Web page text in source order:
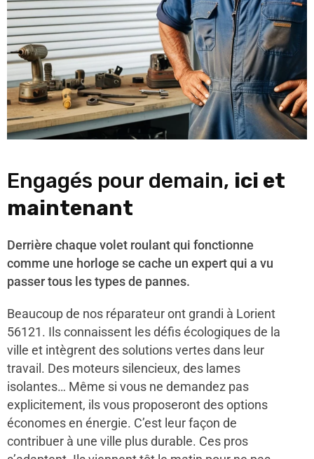
Engagés pour demain, ici et
maintenant
Derrière chaque volet roulant qui fonctionne
comme une horloge se cache un expert qui a vu
passer tous les types de pannes.
Beaucoup de nos réparateur ont grandi à Lorient
56121. Ils connaissent les défis écologiques de la
ville et intègrent des solutions vertes dans leur
travail. Des moteurs silencieux, des lames
isolantes… Même si vous ne demandez pas
explicitement, ils vous proposeront des options
économes en énergie. C’est leur façon de
contribuer à une ville plus durable. Ces pros